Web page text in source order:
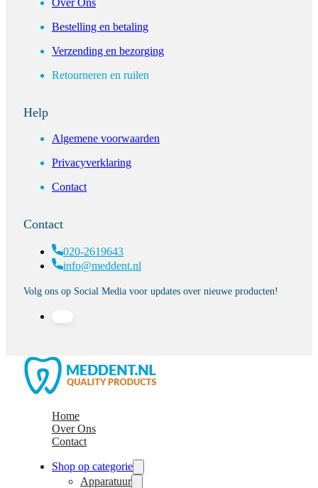
Bestelling en betaling
Verzending en bezorging
Retourneren en ruilen
Help
Algemene voorwaarden
Privacyverklaring
Contact
Contact
020-2619643
info@meddent.nl
Volg ons op Social Media voor updates over nieuwe producten!
Home
Over Ons
Contact
Shop op categorie
Apparatuur